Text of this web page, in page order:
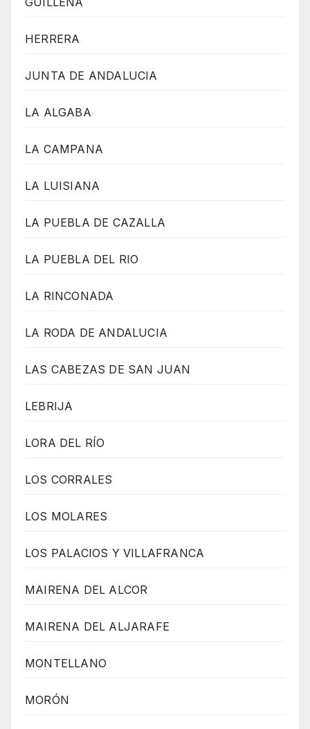
HERRERA
JUNTA DE ANDALUCIA
LA ALGABA
LA CAMPANA
LA LUISIANA
LA PUEBLA DE CAZALLA
LA PUEBLA DEL RIO
LA RINCONADA
LA RODA DE ANDALUCIA
LAS CABEZAS DE SAN JUAN
LEBRIJA
LORA DEL RÍO
LOS CORRALES
LOS MOLARES
LOS PALACIOS Y VILLAFRANCA
MAIRENA DEL ALCOR
MAIRENA DEL ALJARAFE
MONTELLANO
MORÓN